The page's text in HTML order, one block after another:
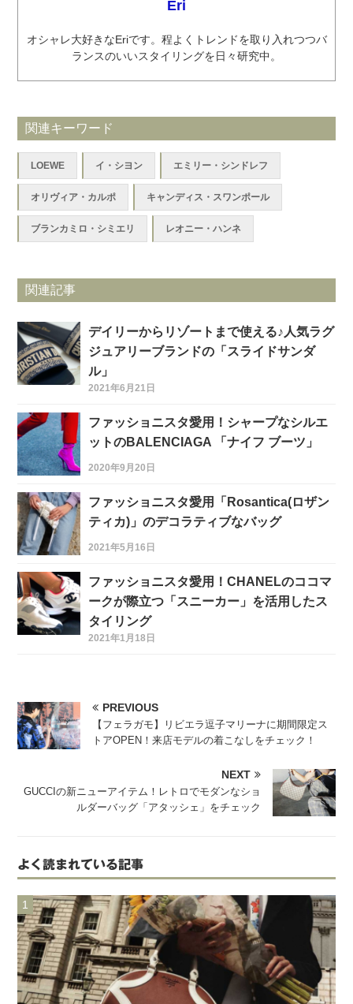
Eri
オシャレ大好きなEriです。程よくトレンドを取り入れつつバ
ランスのいいスタイリングを日々研究中。
関連キーワード
LOEWE イ・シヨン エミリー・シンドレフ
オリヴィア・カルポ キャンディス・スワンポール
ブランカミロ・シミエリ レオニー・ハンネ
関連記事
デイリーからリゾートまで使える♪人気ラグ
ジュアリーブランドの「スライドサンダ
ル」
2021年6月21日
ファッショニスタ愛用！シャープなシルエ
ットのBALENCIAGA 「ナイフ ブーツ」
2020年9月20日
ファッショニスタ愛用「Rosantica(ロザン
ティカ)」のデコラティブなバッグ
2021年5月16日
ファッショニスタ愛用！CHANELのココマ
ークが際立つ「スニーカー」を活用したス
タイリング
2021年1月18日
PREVIOUS
【フェラガモ】リビエラ逗子マリーナに期間限定ス
トアOPEN！来店モデルの着こなしをチェック！
NEXT
GUCCIの新ニューアイテム！レトロでモダンなショ
ルダーバッグ「アタッシェ」をチェック
よく読まれている記事